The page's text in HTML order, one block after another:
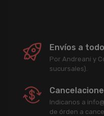
Envíos a
Por Andreani y
sucursales).
Indicanos a
de órden a